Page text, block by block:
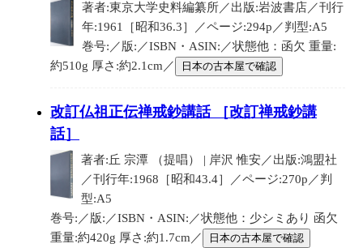
著者:東京大学史料編纂所／出版:岩波書店／刊行
年:1961［昭和36.3］／ページ:294p／判型:A5
巻号:／版:／ISBN・ASIN:／状態他：函欠 重量:
約510g 厚さ:約2.1cm／
日本の古本屋で確認
改訂仏祖正伝禅戒鈔講話 ［改訂禅戒鈔講
話］
著者:丘 宗潭 （提唱） | 岸沢 惟安／出版:鴻盟社
／刊行年:1968［昭和43.4］／ページ:270p／判
型:A5
巻号:／版:／ISBN・ASIN:／状態他：少シミあり 函欠
重量:約420g 厚さ:約1.7cm／
日本の古本屋で確認